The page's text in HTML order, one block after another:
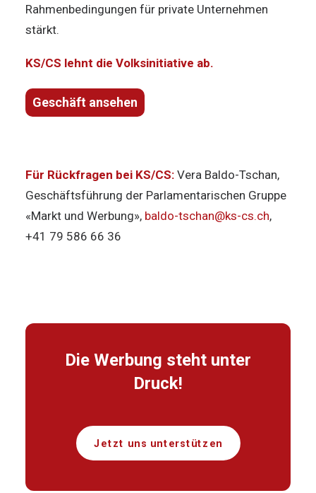
Rahmenbedingungen für private Unternehmen
stärkt.
KS/CS lehnt die Volksinitiative ab.
Geschäft ansehen
Für Rückfragen bei KS/CS: Vera Baldo-Tschan,
Geschäftsführung der Parlamentarischen Gruppe
«Markt und Werbung», baldo-tschan@ks-cs.ch,
+41 79 586 66 36
Die Werbung steht unter
Druck!
Jetzt uns unterstützen